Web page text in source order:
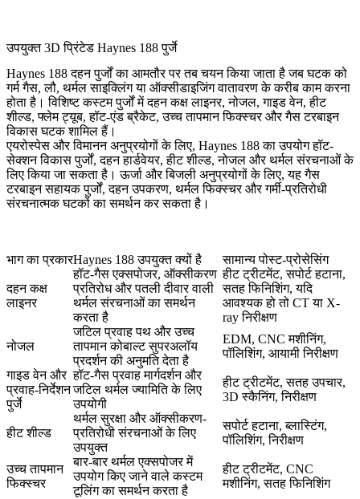
उपयुक्त 3D प्रिंटेड Haynes 188 पुर्जे
Haynes 188 दहन पुर्जों का आमतौर पर तब चयन किया जाता है जब घटक को
गर्म गैस, लौ, थर्मल साइक्लिंग या ऑक्सीडाइजिंग वातावरण के करीब काम करना
होता है। विशिष्ट कस्टम पुर्जों में दहन कक्ष लाइनर, नोजल, गाइड वेन, हीट
शील्ड, फ्लेम ट्यूब, हॉट-एंड ब्रैकेट, उच्च तापमान फिक्स्चर और गैस टरबाइन
विकास घटक शामिल हैं।
एयरोस्पेस और विमाननअनुप्रयोगों के लिए, Haynes 188 का उपयोग हॉट-
सेक्शन विकास पुर्जों, दहन हार्डवेयर, हीट शील्ड, नोजल और थर्मल संरचनाओं के
लिए किया जा सकता है।ऊर्जा और बिजली अनुप्रयोगों के लिए, यह गैस
टरबाइन सहायक पुर्जों, दहन उपकरण, थर्मल फिक्स्चर और गर्मी-प्रतिरोधी
संरचनात्मक घटकों का समर्थन कर सकता है।
भाग का प्रकारHaynes 188 उपयुक्त क्यों है सामान्य पोस्ट-प्रोसेसिंग
दहन कक्ष
लाइनर
हॉट-गैस एक्सपोजर, ऑक्सीकरण
प्रतिरोध और पतली दीवार वाली
थर्मल संरचनाओं का समर्थन
करता है
हीट ट्रीटमेंट, सपोर्ट हटाना,
सतह फिनिशिंग, यदि
आवश्यक हो तो CT या X-
ray निरीक्षण
नोजल
जटिल प्रवाह पथ और उच्च
तापमान कोबाल्ट सुपरअलॉय
प्रदर्शन की अनुमति देता है
EDM, CNC मशीनिंग,
पॉलिशिंग, आयामी निरीक्षण
गाइड वेन और
प्रवाह-निर्देशन
पुर्जे
हॉट-गैस प्रवाह मार्गदर्शन और
जटिल थर्मल ज्यामिति के लिए
उपयोगी
हीट ट्रीटमेंट, सतह उपचार,
3D स्कैनिंग, निरीक्षण
हीट शील्ड
थर्मल सुरक्षा और ऑक्सीकरण-
प्रतिरोधी संरचनाओं के लिए
उपयुक्त
सपोर्ट हटाना, ब्लास्टिंग,
पॉलिशिंग, निरीक्षण
उच्च तापमान
फिक्स्चर
बार-बार थर्मल एक्सपोजर में
उपयोग किए जाने वाले कस्टम
टूलिंग का समर्थन करता है
हीट ट्रीटमेंट, CNC
मशीनिंग, सतह फिनिशिंग